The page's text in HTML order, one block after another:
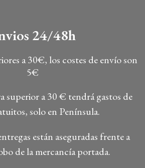
24/48h
a 30€, los costes de envío son
5€
superior a 30 € tendrá gastos de
solo en Península.
están aseguradas frente a
de la mercancía portada.